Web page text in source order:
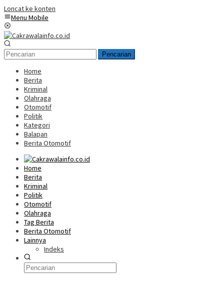
Loncat ke konten
Menu Mobile
Pencarian
Home
Berita
Kriminal
Olahraga
Otomotif
Politik
Kategori
Balapan
Berita Otomotif
Home
Berita
Kriminal
Politik
Otomotif
Olahraga
Tag Berita
Berita Otomotif
Lainnya
Indeks